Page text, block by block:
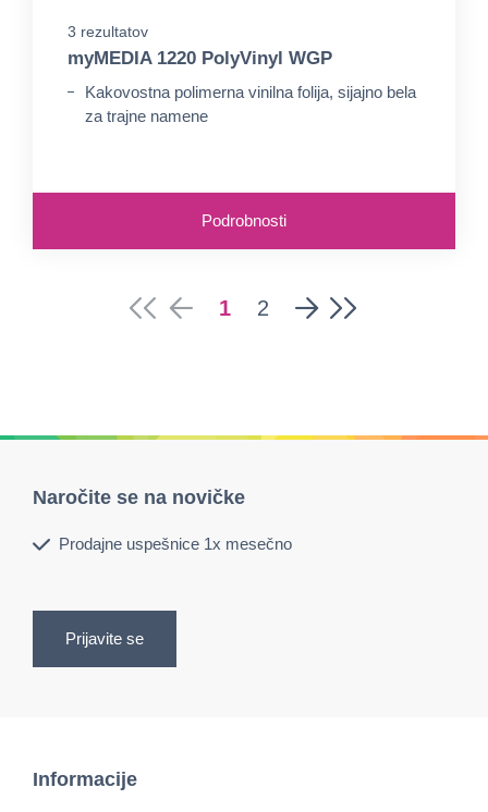
3 rezultatov
myMEDIA 1220 PolyVinyl WGP
Kakovostna polimerna vinilna folija, sijajno bela
za trajne namene
Podrobnosti
1 2
Naročite se na novičke
Prodajne uspešnice 1x mesečno
Prijavite se
Informacije